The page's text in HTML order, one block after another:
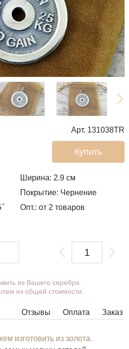
Арт. 131038TR
Купить
Ширина: 2.9см
Покрытие: Чернение
Опт.: от 2 товаров
ушко.
можете указать в
нет возможности
свяжутся с Вами.
из Вашего серебра.
из общей стоимости.
Отзывы Заказ
Оплата
изготовить из золота.